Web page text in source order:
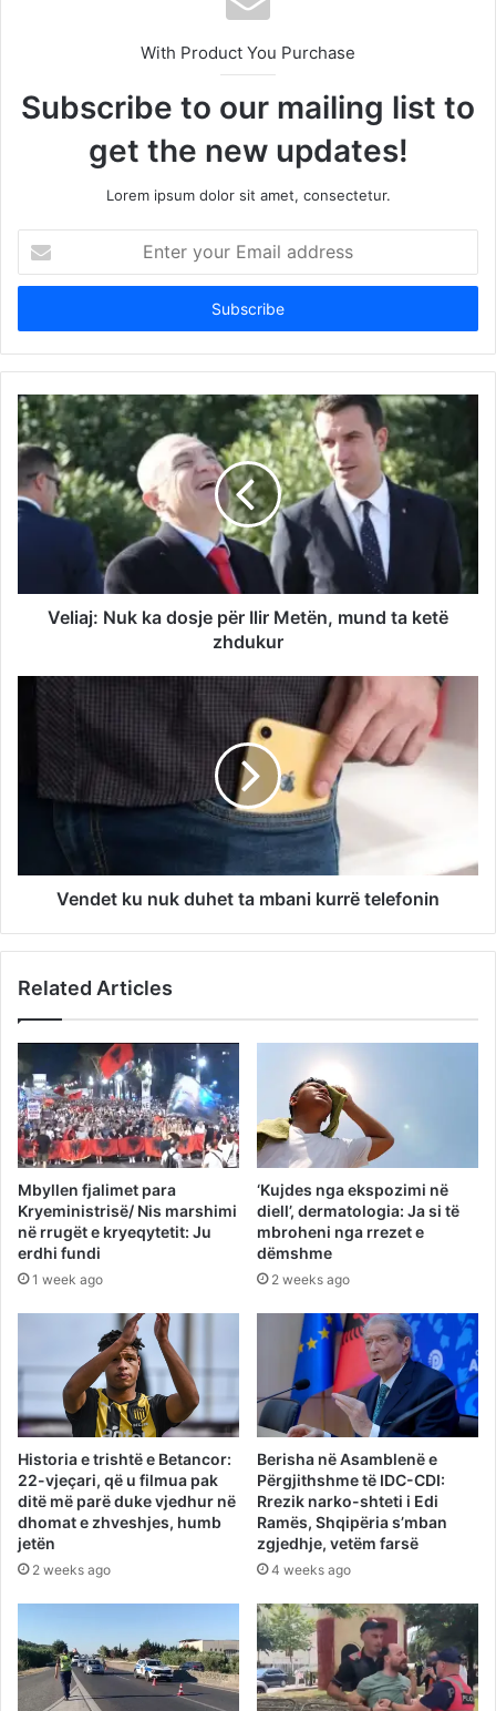
With Product You Purchase
Subscribe to our mailing list to
get the new updates!
Lorem ipsum dolor sit amet, consectetur.
your
Email
Veliaj: Nuk ka dosje për Ilir Metën, mund ta ketë
zhdukur
Vendet ku nuk duhet ta mbani kurrë telefonin
Related Articles
Mbyllen fjalimet para
Kryeministrisë/ Nis marshimi
në rrugët e kryeqytetit: Ju
erdhi fundi
1 week ago
‘Kujdes nga ekspozimi në
diell’, dermatologia: Ja si të
mbroheni nga rrezet e
dëmshme
2 weeks ago
Historia e trishtë e Betancor:
22-vjeçari, që u filmua pak
ditë më parë duke vjedhur në
dhomat e zhveshjes, humb
jetën
2 weeks ago
Berisha në Asamblenë e
Përgjithshme të IDC-CDI:
Rrezik narko-shteti i Edi
Ramës, Shqipëria s’mban
zgjedhje, vetëm farsë
4 weeks ago